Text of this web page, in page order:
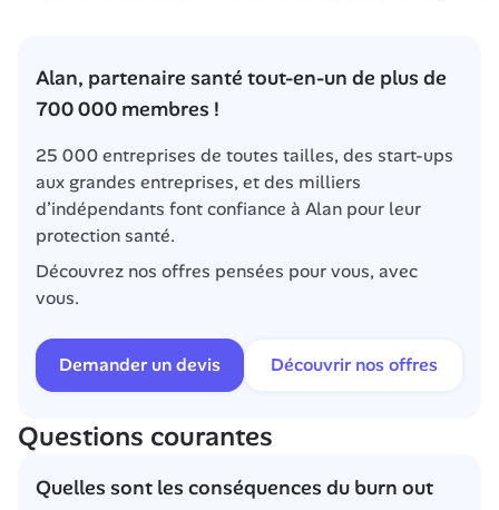
Alan, partenaire santé tout-en-un de plus de
700 000 membres !
25 000 entreprises de toutes tailles, des start-ups
aux grandes entreprises, et des milliers
d’indépendants font confiance à Alan pour leur
protection santé.
Découvrez nos offres pensées pour vous, avec
vous.
Demander un devis Découvrir nos offres
Questions courantes
Quelles sont les conséquences du burn out